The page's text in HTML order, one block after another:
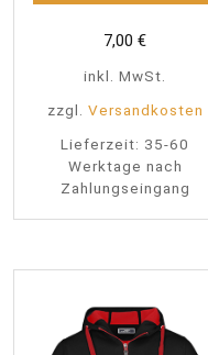
7,00€
inkl. MwSt.
zzgl. Versandkosten
Lieferzeit: 35-60
Werktage nach
Zahlungseingang